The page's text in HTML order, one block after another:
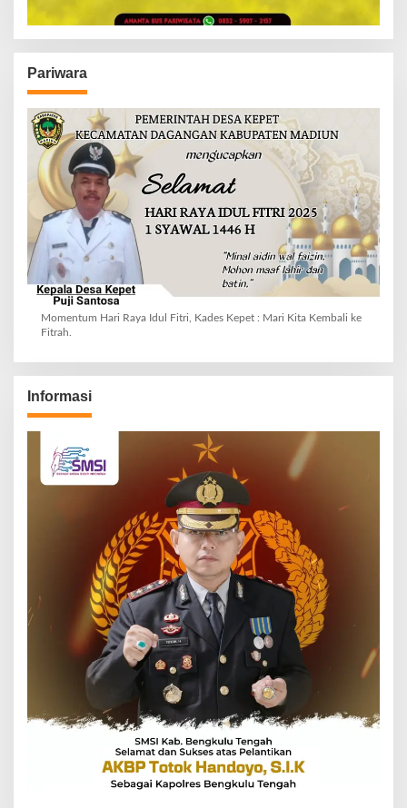
Pariwara
Momentum Hari Raya Idul Fitri, Kades Kepet : Mari Kita Kembali ke
Fitrah.
Informasi